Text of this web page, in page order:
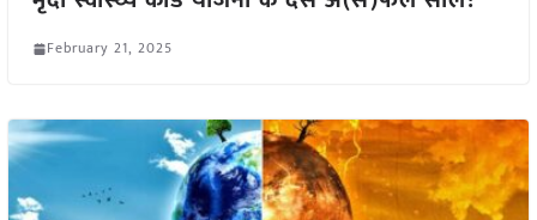
February 21, 2025